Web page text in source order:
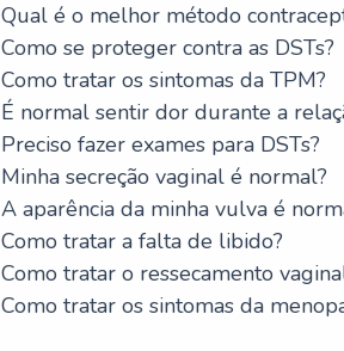
Qual é o melhor método
Como se proteger contra as DSTs?
Como tratar os sintomas da TPM?
É normal sentir dor durante a
Preciso fazer exames para DSTs?
Minha secreção vaginal é normal?
A aparência da minha vulva é
Como tratar a falta de libido?
Como tratar o ressecamento
Como tratar os sintomas da